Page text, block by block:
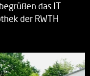
das IT
der RWTH